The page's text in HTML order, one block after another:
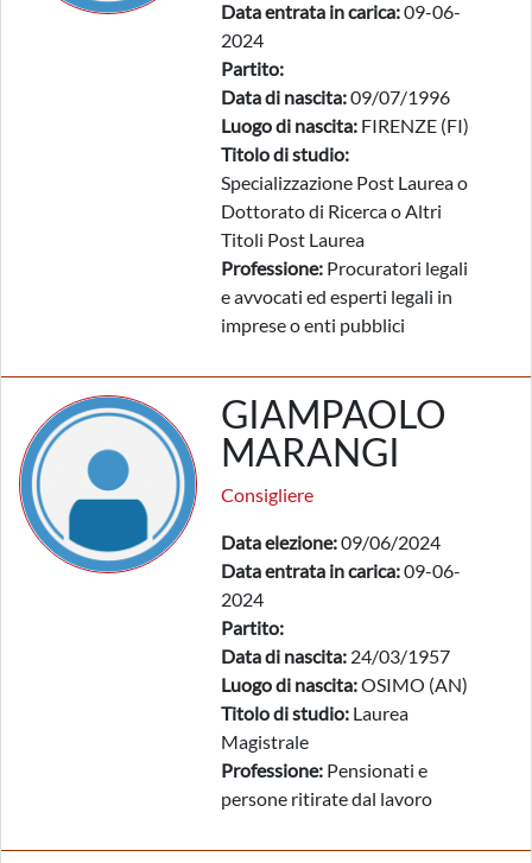
Data entrata in carica:09-06-
2024
Partito:
Data di nascita:09/07/1996
Luogo di nascita: FIRENZE (FI)
Titolo di studio:
Specializzazione Post Laurea o
Dottorato di Ricerca o Altri
Titoli Post Laurea
Professione: Procuratori legali
e avvocati ed esperti legali in
imprese o enti pubblici
GIAMPAOLO
MARANGI
Consigliere
Data elezione:09/06/2024
Data entrata in carica:09-06-
2024
Partito:
Data di nascita: 24/03/1957
Luogo di nascita:OSIMO (AN)
Titolo di studio: Laurea
Magistrale
Professione: Pensionati e
persone ritirate dal lavoro